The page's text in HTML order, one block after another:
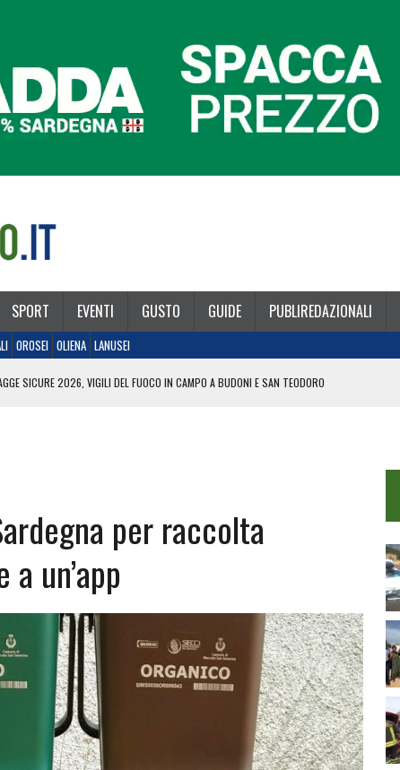
SPORT EVENTI GUSTO GUIDE PUBLIREDAZIONALI
OROSEI OLIENA LANUSEI
SICURE 2026, VIGILI DEL FUOCO IN CAMPO A BUDONI E SAN TEODORO
per raccolta
un’app